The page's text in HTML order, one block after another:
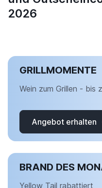
2026
GRILLMOMENTE
Wein zum Grillen - bis
Angebot erhalten
BRAND DES
Yellow Tail rabattiert